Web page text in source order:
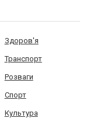
Здоров'я
Транспорт
Розваги
Спорт
Культура